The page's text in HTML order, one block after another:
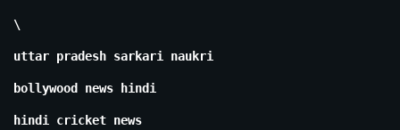
\
uttar pradesh sarkari naukri
bollywood news hindi
hindi cricket news